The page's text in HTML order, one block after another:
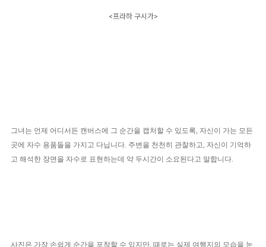
<프라하 구시가>
그녀는 언제 어디서든 캔버스에 그 순간을 캡처할 수 있도록, 자신이 가는 모든
곳에 자수 용품들을 가지고 다닙니다. 주변을 천천히 관찰하고, 자신이 기억하
고 해석한 장면을 자수로 표현하는데 약 두시간이 소요된다고 말합니다.
사진은 가장 손쉽게 순간을 포착할 수 있지만, 때로는 실제 여행지의 모습을 눈